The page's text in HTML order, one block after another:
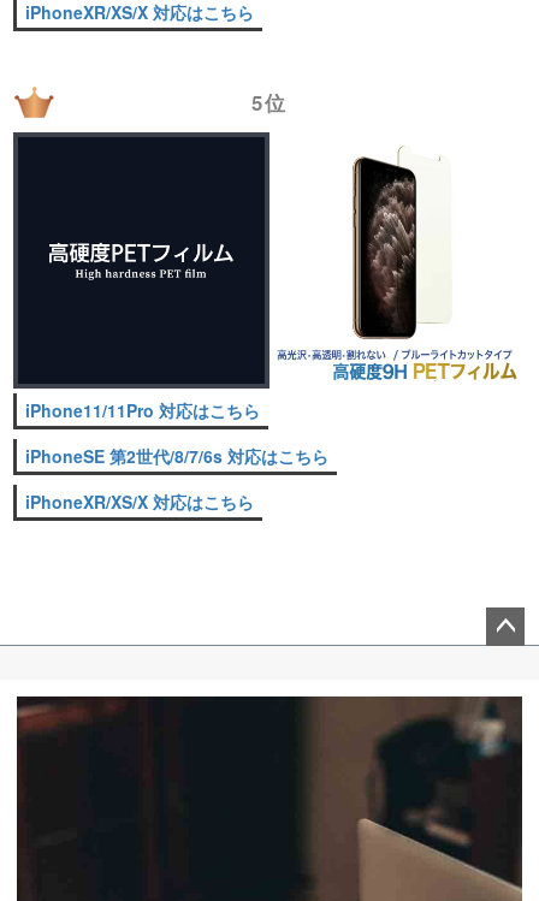
iPhoneXR/XS/X 対応はこちら
5位
iPhone11/11Pro 対応はこちら
iPhoneSE 第2世代/8/7/6s 対応はこちら
iPhoneXR/XS/X 対応はこちら
ップ
へ